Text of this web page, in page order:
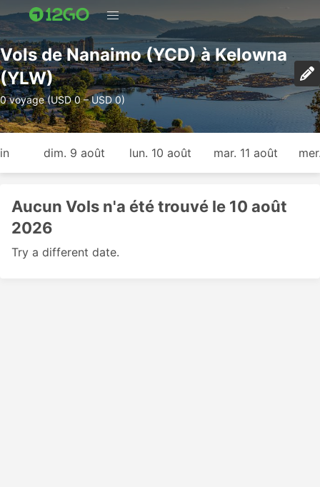
Vols de Nanaimo (YCD) à Kelowna
(YLW)
0 voyage (USD 0 – USD 0)
dim. 9 août lun. 10 août mar. 11 août
Aucun Vols n'a été trouvé le 10 août
2026
Try a different date.